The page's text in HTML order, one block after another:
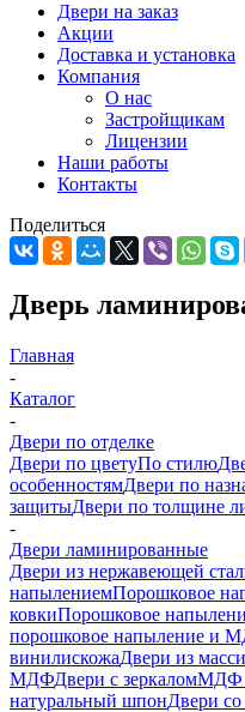
Двери на заказ
Акции
Доставка и установка
Компания
О нас
Застройщикам
Лицензии
Наши работы
Контакты
Поделиться
Дверь
Главная
-
Каталог
-
Двери по отделке
Двери по цветуПо стилю
особенностямДвери по
защитыДвери по толщине
-
Двери ламинированные
Двери из нержавеющей
напылениемПорошковое
ковкиПорошковое
порошковое напыление и
винилискожаДвери из
МДФДвери с зеркаломМДФ
натуральный шпонДвери со